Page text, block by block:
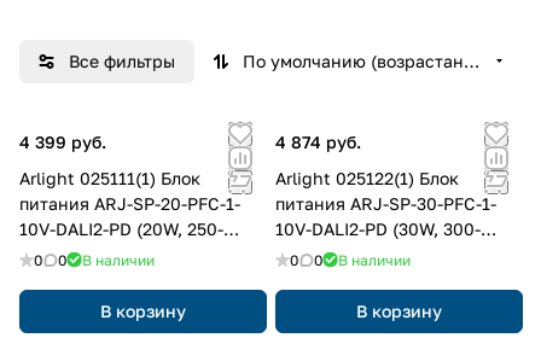
Все фильтры По умолчанию (возрастание)
4 399 руб.
Arlight 025111(1) Блок
питания ARJ-SP-20-PFC-1-
10V-DALI2-PD (20W, 250-
700mA) (Arlight, IP20
0 0 В наличии
В корзину
4 874 руб.
Arlight 025122(1) Блок
питания ARJ-SP-30-PFC-1-
10V-DALI2-PD (30W, 300-
900mA) (Arlight, IP20
0 0 В наличии
В корзину